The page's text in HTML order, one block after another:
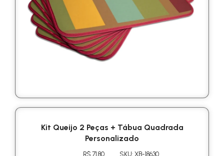
Kit Queijo 2 Peças + Tábua Quadrada
Personalizado
R$ 71.80 SKU: XB-18630